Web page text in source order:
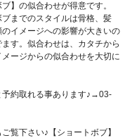
ブ】の似合わせが得意です。
までのスタイルは骨格、髪
イメージへの影響が大きいの
す。似合わせは、カタチから
ージからの似合わせを大切に
予約取れる事あります♪→03-
覧下さい♪【ショートボブ】